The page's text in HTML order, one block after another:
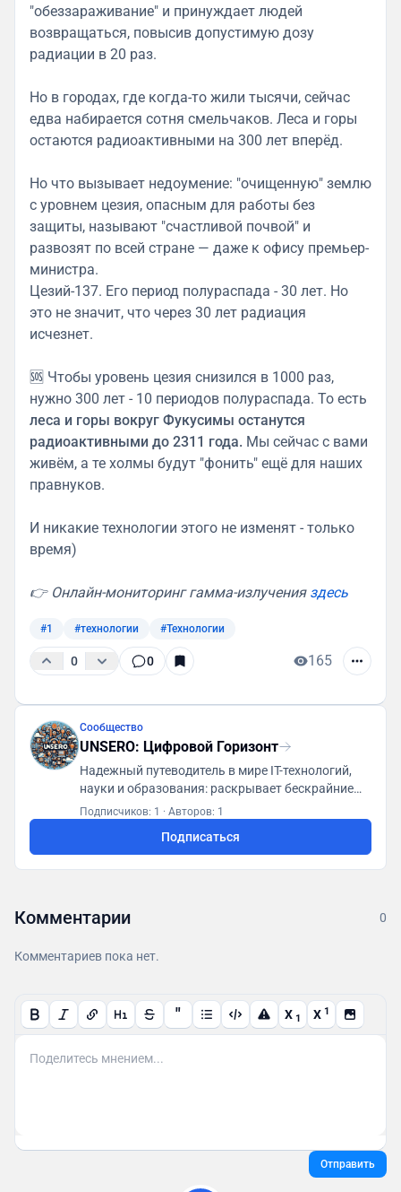
"обеззараживание" и принуждает людей
возвращаться, повысив допустимую дозу
радиации в 20 раз.
Но в городах, где когда-то жили тысячи, сейчас
едва набирается сотня смельчаков. Леса и горы
остаются радиоактивными на 300 лет вперёд.
Но что вызывает недоумение: "очищенную" землю
с уровнем цезия, опасным для работы без
защиты, называют "счастливой почвой" и
развозят по всей стране — даже к офису премьер-
министра.
Цезий-137. Его период полураспада - 30 лет. Но
это не значит, что через 30 лет радиация
исчезнет.
🆘 Чтобы уровень цезия снизился в 1000 раз,
нужно 300 лет - 10 периодов полураспада. То есть
леса и горы вокруг Фукусимы останутся
радиоактивными до 2311 года. Мы сейчас с вами
живём, а те холмы будут "фонить" ещё для наших
правнуков.
И никакие технологии этого не изменят - только
время)
👉 Онлайн-мониторинг гамма-излучения здесь
#1 #технологии #Технологии
0 0 165
Сообщество
UNSERO: Цифровой Горизонт
Надежный путеводитель в мире IT-технологий,
науки и образования: раскрывает бескрайние
просторы цифровой вселенной...
Подписчиков: 1 · Авторов: 1
Подписаться
Комментарии 0
Комментариев пока нет.
" X 1 X 1
Отправить